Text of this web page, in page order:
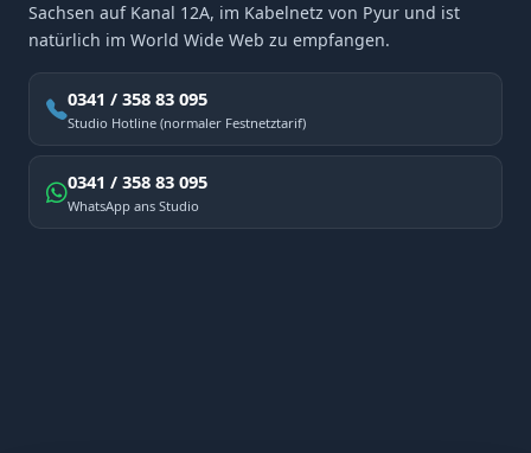
Sachsen auf Kanal 12A, im Kabelnetz von Pyur und ist
natürlich im World Wide Web zu empfangen.
0341 / 358 83 095
Studio Hotline (normaler Festnetztarif)
0341 / 358 83 095
WhatsApp ans Studio